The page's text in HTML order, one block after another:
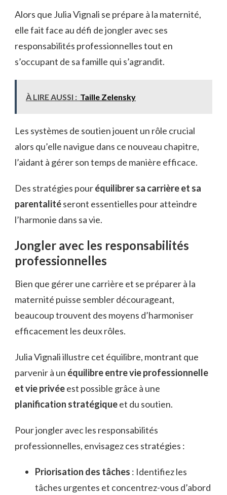
Alors que Julia Vignali se prépare à la maternité,
elle fait face au défi de jongler avec ses
responsabilités professionnelles tout en
s’occupant de sa famille qui s’agrandit.
À LIRE AUSSI : Taille Zelensky
Les systèmes de soutien jouent un rôle crucial
alors qu’elle navigue dans ce nouveau chapitre,
l’aidant à gérer son temps de manière efficace.
Des stratégies pouréquilibrer sa carrière et sa
parentalitéseront essentielles pour atteindre
l’harmonie dans sa vie.
Jongler avec les responsabilités
professionnelles
Bien que gérer une carrière et se préparer à la
maternité puisse sembler décourageant,
beaucoup trouvent des moyens d’harmoniser
efficacement les deux rôles.
Julia Vignali illustre cet équilibre, montrant que
parvenir à un équilibre entre vie professionnelle
et vie privéeest possible grâce à une
planification stratégiqueet du soutien.
Pour jongler avec les responsabilités
professionnelles, envisagez ces stratégies :
Priorisation des tâches : Identifiez les
tâches urgentes et concentrez-vous d’abord